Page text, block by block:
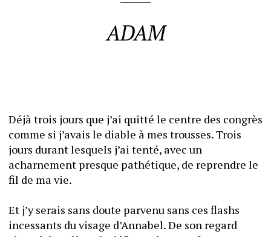
ADAM
Déjà trois jours que j’ai quitté le centre des congrès
comme si j’avais le diable à mes trousses. Trois
jours durant lesquels j’ai tenté, avec un
acharnement presque pathétique, de reprendre le
Et j’y serais sans doute parvenu sans ces flashs
incessants du visage d’Annabel. De son regard